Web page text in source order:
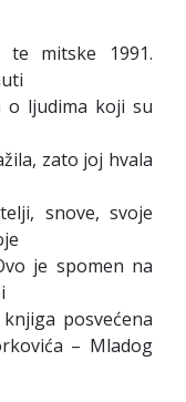
mitske 1991.
o ljudima koji su
zato joj hvala
snove, svoje
je spomen na
posvećena
– Mladog